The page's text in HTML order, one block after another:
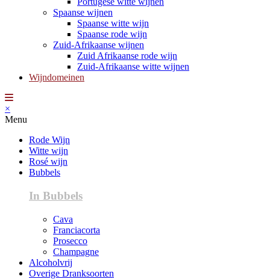
Spaanse wijnen
Spaanse witte wijn
Spaanse rode wijn
Zuid-Afrikaanse wijnen
Zuid Afrikaanse rode wijn
Zuid-Afrikaanse witte wijnen
Wijndomeinen
×
Menu
Rode Wijn
Witte wijn
Rosé wijn
Bubbels
In Bubbels
Cava
Franciacorta
Prosecco
Champagne
Alcoholvrij
Overige Dranksoorten